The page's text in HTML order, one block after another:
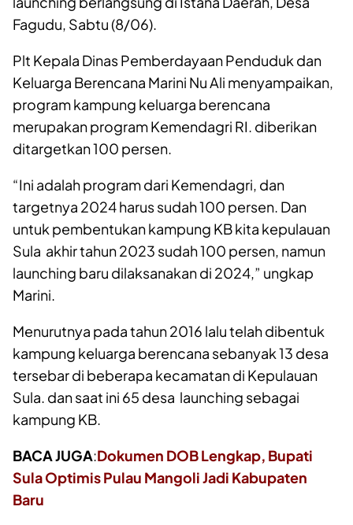
Fagudu, Sabtu (8/06).
Plt Kepala Dinas Pemberdayaan Penduduk dan
Keluarga Berencana Marini Nu Ali menyampaikan,
program kampung keluarga berencana
merupakan program Kemendagri RI. diberikan
ditargetkan 100 persen.
“Ini adalah program dari Kemendagri, dan
targetnya 2024 harus sudah 100 persen. Dan
untuk pembentukan kampung KB kita kepulauan
Sula akhir tahun 2023 sudah 100 persen, namun
launching baru dilaksanakan di 2024,” ungkap
Marini.
Menurutnya pada tahun 2016 lalu telah dibentuk
kampung keluarga berencana sebanyak 13 desa
tersebar di beberapa kecamatan di Kepulauan
Sula. dan saat ini 65 desa launching sebagai
kampung KB.
BACA JUGA:Dokumen DOB Lengkap, Bupati
Sula Optimis Pulau Mangoli Jadi Kabupaten
Baru